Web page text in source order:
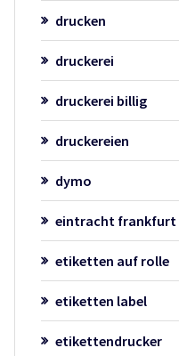
drucken
druckerei
druckerei billig
druckereien
dymo
eintracht frankfurt
etiketten auf rolle
etiketten label
etikettendrucker